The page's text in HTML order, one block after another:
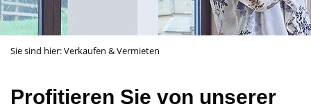
Sie sind hier:Verkaufen & Vermieten
Profitieren Sie von unserer